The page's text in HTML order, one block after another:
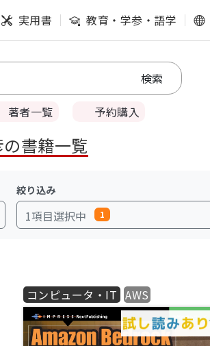
実用書 教育・学参・語学
著者一覧 予約購入
書籍一覧
絞り込み
1項目選択中 1
コンピュータ・IT AWS